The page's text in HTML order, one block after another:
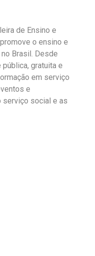
de Ensino e
o ensino e
Brasil. Desde
gratuita e
em serviço
e
serviço social e as